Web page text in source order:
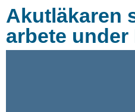
Akutläkaren
arbete